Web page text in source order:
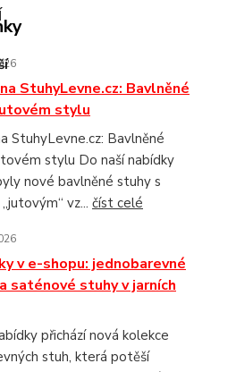
StuhyLevne.cz: Bavlněné
stylu
StuhyLevne.cz: Bavlněné
stylu Do naší nabídky
nové bavlněné stuhy s
vz... číst celé
v e-shopu: jednobarevné
saténové stuhy v jarních
přichází nová kolekce
stuh, která potěší